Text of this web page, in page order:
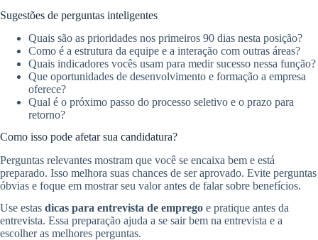
Sugestões de perguntas inteligentes
Quais são as prioridades nos primeiros 90 dias nesta posição?
Como é a estrutura da equipe e a interação com outras áreas?
Quais indicadores vocês usam para medir sucesso nessa função?
Que oportunidades de desenvolvimento e formação a empresa
oferece?
Qual é o próximo passo do processo seletivo e o prazo para
retorno?
Como isso pode afetar sua candidatura?
Perguntas relevantes mostram que você se encaixa bem e está
preparado. Isso melhora suas chances de ser aprovado. Evite perguntas
óbvias e foque em mostrar seu valor antes de falar sobre benefícios.
Use estas dicas para entrevista de emprego e pratique antes da
entrevista. Essa preparação ajuda a se sair bem na entrevista e a
escolher as melhores perguntas.